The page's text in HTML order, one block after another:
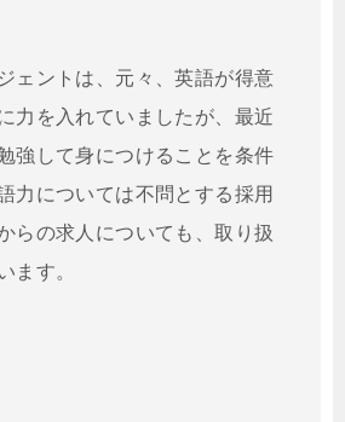
ェントは、元々、英語が得意
力を入れていましたが、最近
強して身につけることを条件
力については不問とする採用
らの求人についても、取り扱
ます。